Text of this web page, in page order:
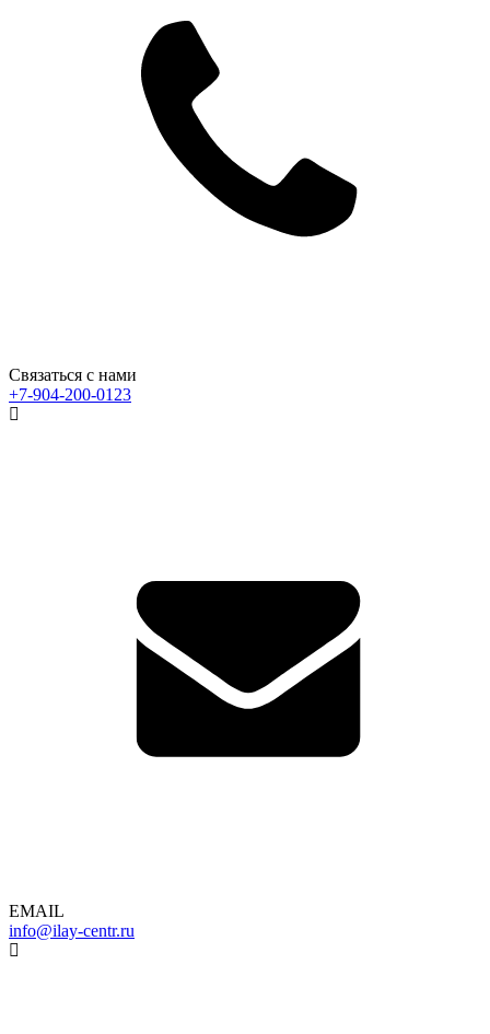
Связаться с нами
+7-904-200-0123
EMAIL
info@ilay-centr.ru